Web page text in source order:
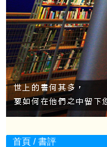
首頁 / 書評